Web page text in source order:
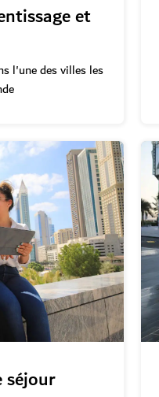
et
l'une des villes les
séjour